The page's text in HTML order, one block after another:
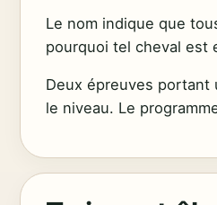
Le nom indique que
pourquoi tel cheval est
Deux épreuves portant
le niveau. Le